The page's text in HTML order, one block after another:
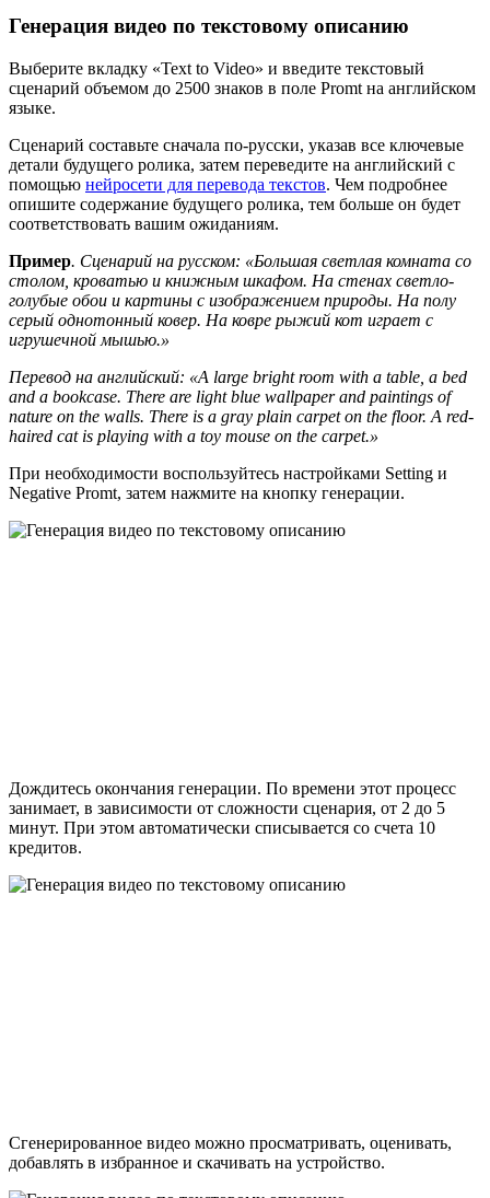
Генерация видео по текстовому описанию
Выберите вкладку «Text to Video» и введите текстовый
сценарий объемом до 2500 знаков в поле Promt на английском
языке.
Сценарий составьте сначала по-русски, указав все ключевые
детали будущего ролика, затем переведите на английский с
помощью нейросети для перевода текстов. Чем подробнее
опишите содержание будущего ролика, тем больше он будет
соответствовать вашим ожиданиям.
Пример. Сценарий на русском: «Большая светлая комната со
столом, кроватью и книжным шкафом. На стенах светло-
голубые обои и картины с изображением природы. На полу
серый однотонный ковер. На ковре рыжий кот играет с
игрушечной мышью.»
Перевод на английский: «A large bright room with a table, a bed
and a bookcase. There are light blue wallpaper and paintings of
nature on the walls. There is a gray plain carpet on the floor. A red-
haired cat is playing with a toy mouse on the carpet.»
При необходимости воспользуйтесь настройками Setting и
Negative Promt, затем нажмите на кнопку генерации.
Дождитесь окончания генерации. По времени этот процесс
занимает, в зависимости от сложности сценария, от 2 до 5
минут. При этом автоматически списывается со счета 10
кредитов.
Сгенерированное видео можно просматривать, оценивать,
добавлять в избранное и скачивать на устройство.